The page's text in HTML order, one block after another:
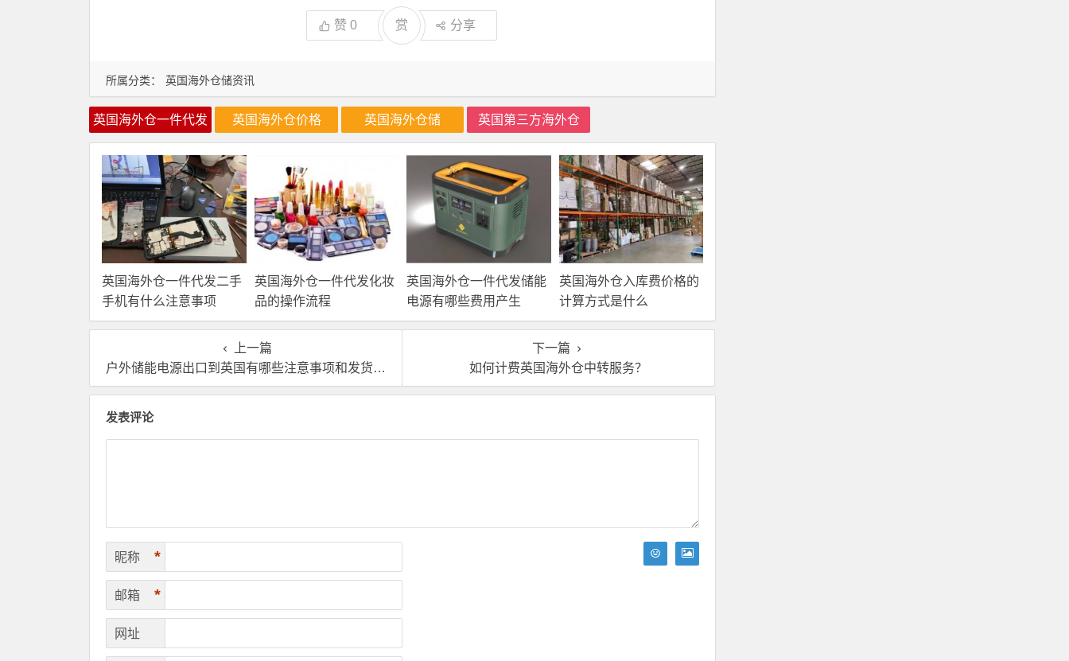
所属分类： 英国海外仓储资讯
赞 0 赏 分享
英国海外仓一件代发 英国海外仓价格 英国海外仓储 英国第三方海外仓
英国海外仓一件代发二手
手机有什么注意事项
英国海外仓一件代发化妆
品的操作流程
英国海外仓一件代发储能
电源有哪些费用产生
英国海外仓入库费价格的
计算方式是什么
上一篇
户外储能电源出口到英国有哪些注意事项和发货方式
下一篇
如何计费英国海外仓中转服务？
发表评论
昵称 *
邮箱 *
网址